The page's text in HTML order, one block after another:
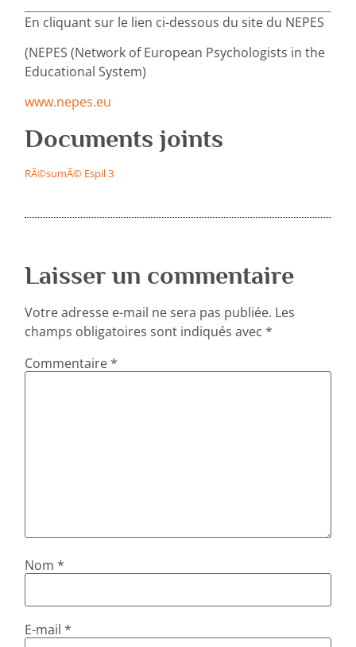
En cliquant sur le lien ci-dessous du site du NEPES
(NEPES (Network of European Psychologists in the
Educational System)
www.nepes.eu
Documents joints
RÃ©sumÃ© Espil 3
Laisser un commentaire
Votre adresse e-mail ne sera pas publiée. Les
champs obligatoires sont indiqués avec*
Commentaire*
Nom*
E-mail*